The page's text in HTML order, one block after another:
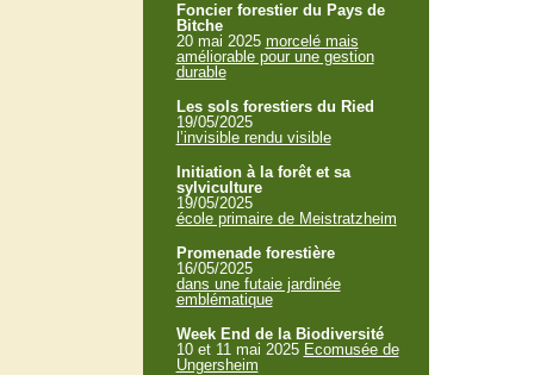
Foncier forestier du Pays de
Bitche
20 mai 2025 morcelé mais
améliorable pour une gestion
durable
Les sols forestiers du Ried
19/05/2025
l’invisible rendu visible
Initiation à la forêt et sa
sylviculture
19/05/2025
école primaire de Meistratzheim
Promenade forestière
16/05/2025
dans une futaie jardinée
emblématique
Week End de la Biodiversité
10 et 11 mai 2025 Ecomusée de
Ungersheim